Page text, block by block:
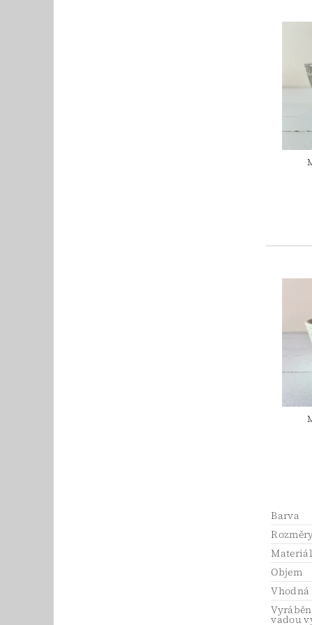
Barva
Materiál
Objem
vadou